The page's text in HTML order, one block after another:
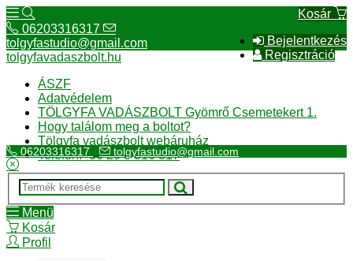
Kosár
Bejelentkezés
Regisztráció
06203316317
tolgyfastudio@gmail.com
tolgyfavadaszbolt.hu
ÁSZF
Adatvédelem
TÖLGYFA VADÁSZBOLT Gyömrő Csemetekert 1.
Hogy találom meg a boltot?
Tölgyfa vadászbolt webáruház
Telefon:+36 20 3 316 317
06203316317 tolgyfastudio@gmail.com
Menü
Kosár
Profil